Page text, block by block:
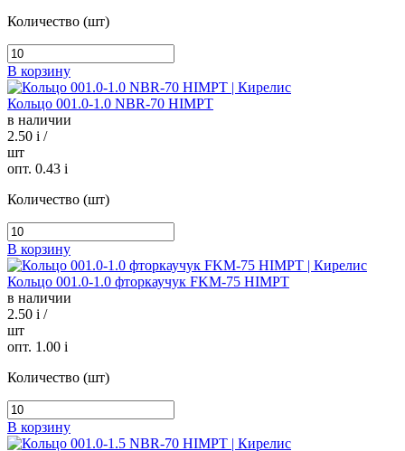
Количество (шт)
В корзину
Кольцо 001.0-1.0 NBR-70 HIMPT
в наличии
2.50 i /
шт
опт. 0.43 i
Количество (шт)
В корзину
Кольцо 001.0-1.0 фторкаучук FKM-75 HIMPT
в наличии
2.50 i /
шт
опт. 1.00 i
Количество (шт)
В корзину